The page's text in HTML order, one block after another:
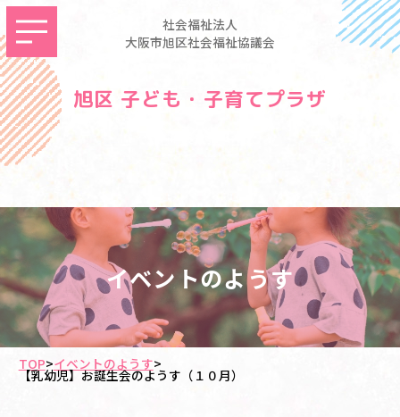
社会福祉法人
大阪市旭区社会福祉協議会
旭区 子ども・子育てプラザ
イベントのようす
TOP>イベントのようす>
【乳幼児】お誕生会のようす（１０月）